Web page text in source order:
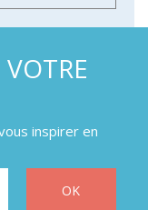
inspirer en